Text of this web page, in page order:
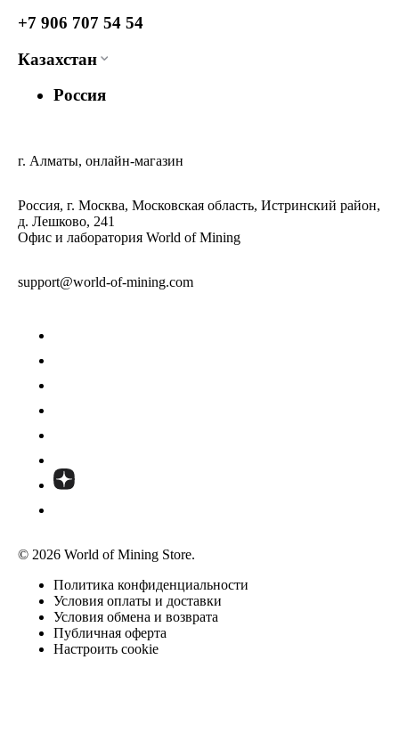
+7 906 707 54 54
Казахстан
Россия
г. Алматы, онлайн-магазин
Россия, г. Москва, Московская область, Истринский район,
д. Лешково, 241
Офис и лаборатория World of Mining
support@world-of-mining.com
© 2026 World of Mining Store.
Политика конфиденциальности
Условия оплаты и доставки
Условия обмена и возврата
Публичная оферта
Настроить cookie